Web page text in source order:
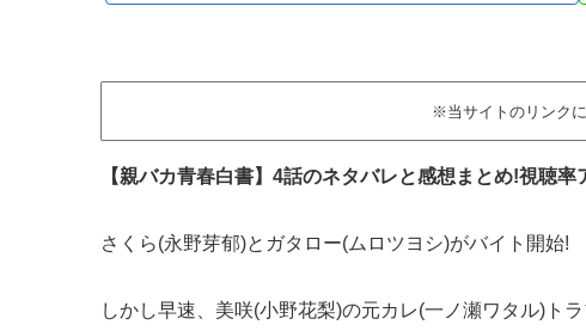
※当サイトのリンク
【親バカ青春白書】4話のネタバレと感想まとめ!視聴
さくら(永野芽郁)とガタロー(ムロツヨシ)がバイト開始!
しかし早速、美咲(小野花梨)の元カレ(一ノ瀬ワタル)ト